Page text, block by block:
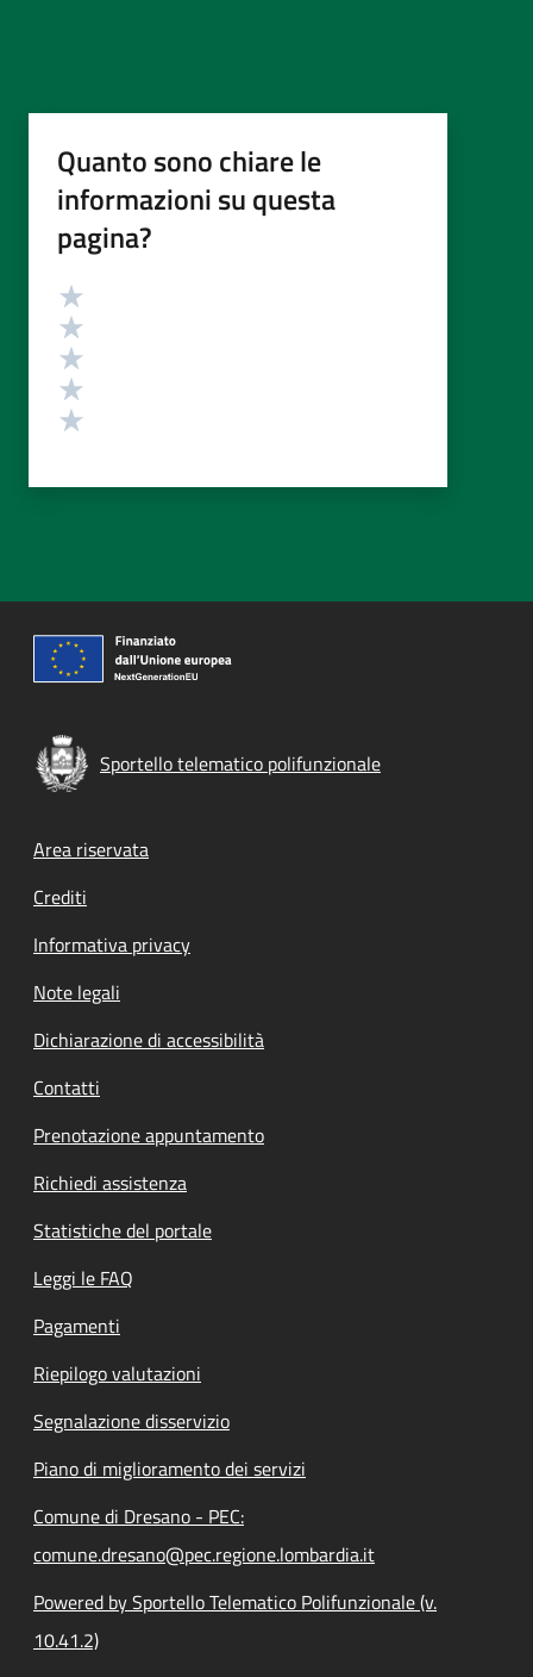
Quanto sono chiare le
informazioni su questa
pagina?
Valutazione
Sportello telematico polifunzionale
Footer menu
Area riservata
Crediti
Informativa privacy
Note legali
Dichiarazione di accessibilità
Contatti
Prenotazione appuntamento
Richiedi assistenza
Statistiche del portale
Leggi le FAQ
Pagamenti
Riepilogo valutazioni
Segnalazione disservizio
Piano di miglioramento dei servizi
Comune di Dresano - PEC:
comune.dresano@pec.regione.lombardia.it
Powered by Sportello Telematico Polifunzionale (v.
10.41.2)